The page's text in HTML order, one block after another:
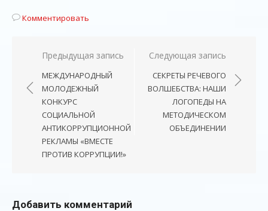
Комментировать
Навигация
записям
Предыдущая запись
МЕЖДУНАРОДНЫЙ
МОЛОДЕЖНЫЙ
КОНКУРС
СОЦИАЛЬНОЙ
АНТИКОРРУПЦИОННОЙ
РЕКЛАМЫ «ВМЕСТЕ
ПРОТИВ КОРРУПЦИИ!»
Следующая запись
СЕКРЕТЫ РЕЧЕВОГО
ВОЛШЕБСТВА: НАШИ
ЛОГОПЕДЫ НА
МЕТОДИЧЕСКОМ
ОБЪЕДИНЕНИИ
Добавить комментарий